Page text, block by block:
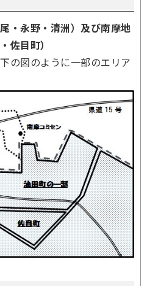
・永野・清洲）及び南摩地
佐目町）
の図のように一部のエリア